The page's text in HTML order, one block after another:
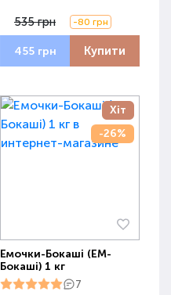
535 грн -80 грн
455 грн Купити
Хіт
-26%
Емочки-Бокаші (ЕМ-
Бокаші) 1 кг
7